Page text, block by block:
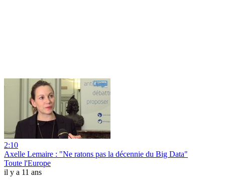
2:10
Axelle Lemaire : "Ne ratons pas la décennie du Big Data"
Toute l'Europe
il y a 11 ans